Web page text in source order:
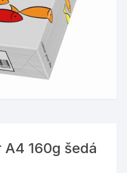
160g šedá